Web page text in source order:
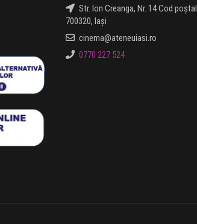
Str. Ion Creanga, Nr. 14 Cod poștal
700320, Iași
cinema@ateneuiasi.ro
0770 227 524